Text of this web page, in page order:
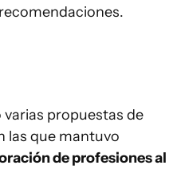
varias propuestas de
las que mantuvo
de profesiones al